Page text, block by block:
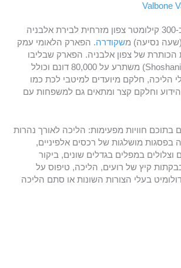
שקודרה. הפארק הלאומי עמק
הכותרת של צפון אלבניה. הפארק שבליבו
זורם נהר שושנית (Shoshanit) משתרע על 80,000 דונם וכולל
הידוע וחלקם קצר ומתאים גם למשפחות עם
בתוכם חוויות מפעימות: הליכה לאורך נהרות
בפסגות מושלגות של רכסים אלפיניים,
וצלולים במפלים בגדלים שונים, ביקור
קיץ של רועים, הליכה, טיפוס על
בעלי הצורות השונות או סתם הליכה